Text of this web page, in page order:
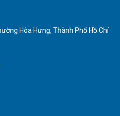
Hòa Hưng, Thành Phố Hồ Chí